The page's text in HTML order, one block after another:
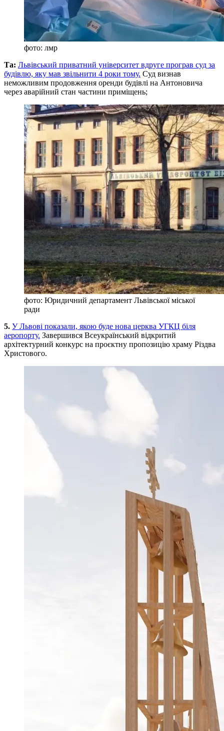
фото: лмр
Та: Львівський приватний університет вдруге програв суд за
будівлю, яку мав звільнити 4 роки тому. Суд визнав
неможливим продовження оренди будівлі на Антоновича
через аварійний стан частини приміщень;
фото: Юридичний департамент Львівської міської
ради
5. У Львові показали, якою буде нова церква УГКЦ біля
аеропорту. Завершився Всеукраїнський відкритий
архітектурний конкурс на проєктну пропозицію храму Різдва
Христового.